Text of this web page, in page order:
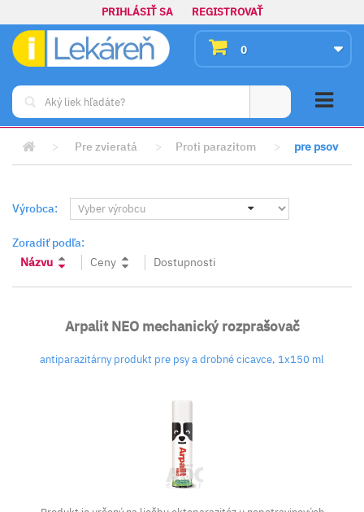
PRIHLÁSIŤ SA REGISTROVAŤ
0
> Pre zvieratá > Proti parazitom > pre psov
Výrobca:
Zoradiť podľa:
Názvu
Ceny Dostupnosti
Arpalit NEO mechanický rozprašovač
antiparazitárny produkt pre psy a drobné cicavce, 1x150 ml